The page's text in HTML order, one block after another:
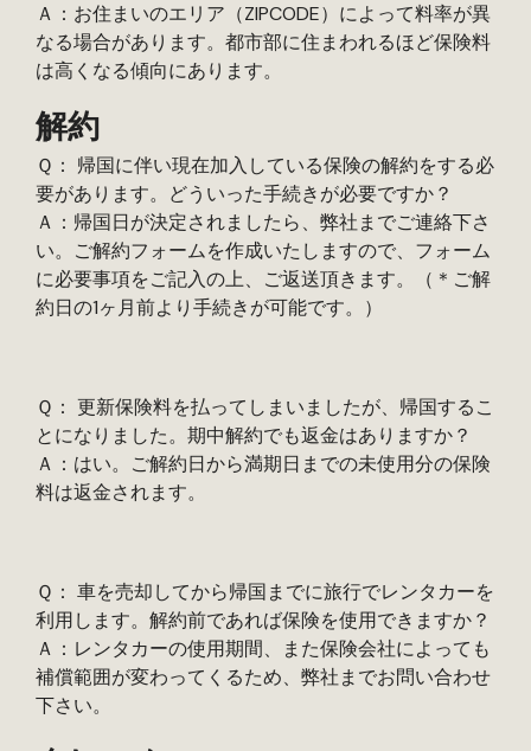
Ａ：お住まいのエリア（ZIPCODE）によって料率が異
なる場合があります。都市部に住まわれるほど保険料
は高くなる傾向にあります。
解約
Ｑ： 帰国に伴い現在加入している保険の解約をする必
要があります。どういった手続きが必要ですか？
Ａ：帰国日が決定されましたら、弊社までご連絡下さ
い。ご解約フォームを作成いたしますので、フォーム
に必要事項をご記入の上、ご返送頂きます。（＊ご解
約日の1ヶ月前より手続きが可能です。）
Ｑ： 更新保険料を払ってしまいましたが、帰国するこ
とになりました。期中解約でも返金はありますか？
Ａ：はい。ご解約日から満期日までの未使用分の保険
料は返金されます。
Ｑ： 車を売却してから帰国までに旅行でレンタカーを
利用します。解約前であれば保険を使用できますか？
Ａ：レンタカーの使用期間、また保険会社によっても
補償範囲が変わってくるため、弊社までお問い合わせ
下さい。